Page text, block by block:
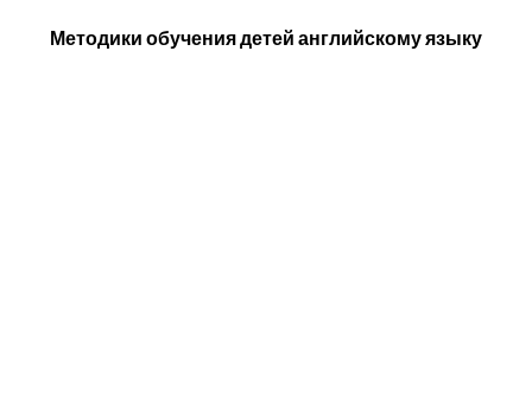
Методики обучения детей английскому языку